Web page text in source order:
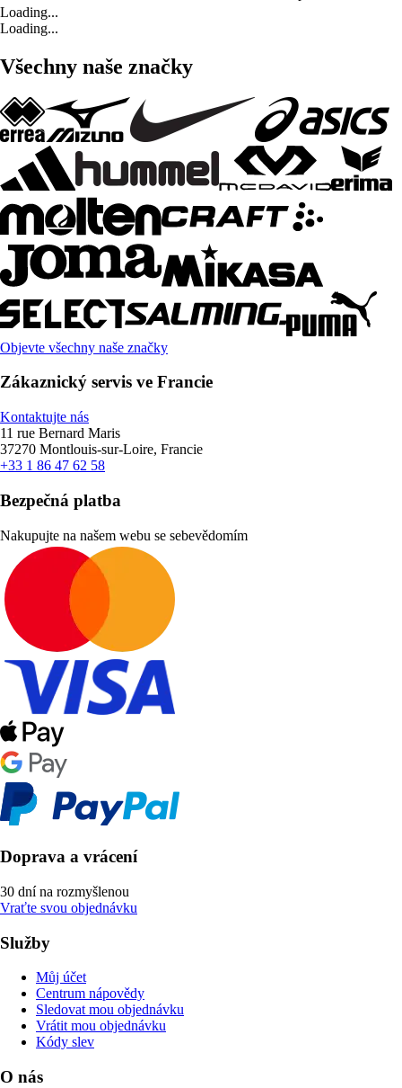
Loading...
Loading...
Všechny naše značky
Objevte všechny naše značky
Zákaznický servis ve Francie
Kontaktujte nás
11 rue Bernard Maris
37270 Montlouis-sur-Loire, Francie
+33 1 86 47 62 58
Bezpečná platba
Nakupujte na našem webu se sebevědomím
Doprava a vrácení
30 dní na rozmyšlenou
Vraťte svou objednávku
Služby
Můj účet
Centrum nápovědy
Sledovat mou objednávku
Vrátit mou objednávku
Kódy slev
O nás